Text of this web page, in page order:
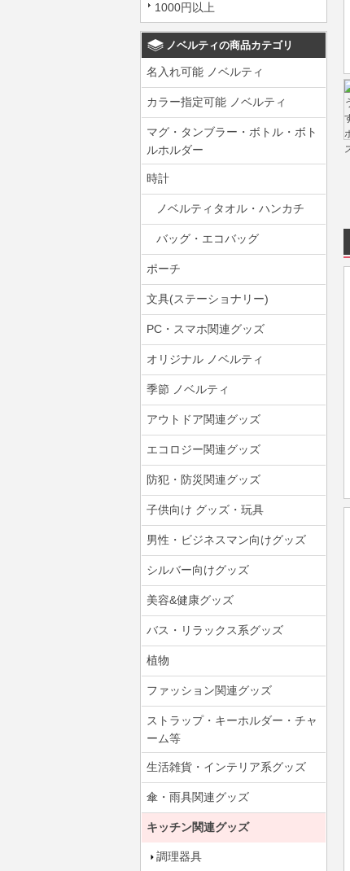
1000円以上
ノベルティの商品カテゴリ
名入れ可能 ノベルティ
カラー指定可能 ノベルティ
マグ・タンブラー・ボトル・ボト
ルホルダー
時計
ノベルティタオル・ハンカチ
バッグ・エコバッグ
ポーチ
文具(ステーショナリー)
PC・スマホ関連グッズ
オリジナル ノベルティ
季節 ノベルティ
アウトドア関連グッズ
エコロジー関連グッズ
防犯・防災関連グッズ
子供向け グッズ・玩具
男性・ビジネスマン向けグッズ
シルバー向けグッズ
美容&健康グッズ
バス・リラックス系グッズ
植物
ファッション関連グッズ
ストラップ・キーホルダー・チャ
ーム等
生活雑貨・インテリア系グッズ
傘・雨具関連グッズ
キッチン関連グッズ
調理器具